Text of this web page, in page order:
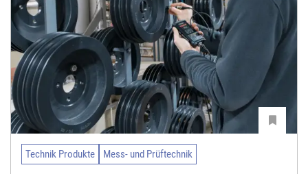
Technik Produkte Mess- und Prüftechnik